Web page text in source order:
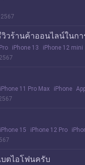
วร้านค้าออนไลน์ในก
iPhone 13
iPhone 12 mini
iPhone 11 Pro Max iPhone
iPhone 15 iPhone 12 Pro
บตไอโฟนครับ